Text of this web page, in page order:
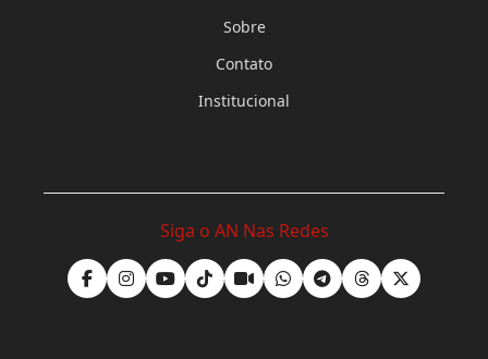
Sobre
Contato
Institucional
Siga o AN Nas Redes